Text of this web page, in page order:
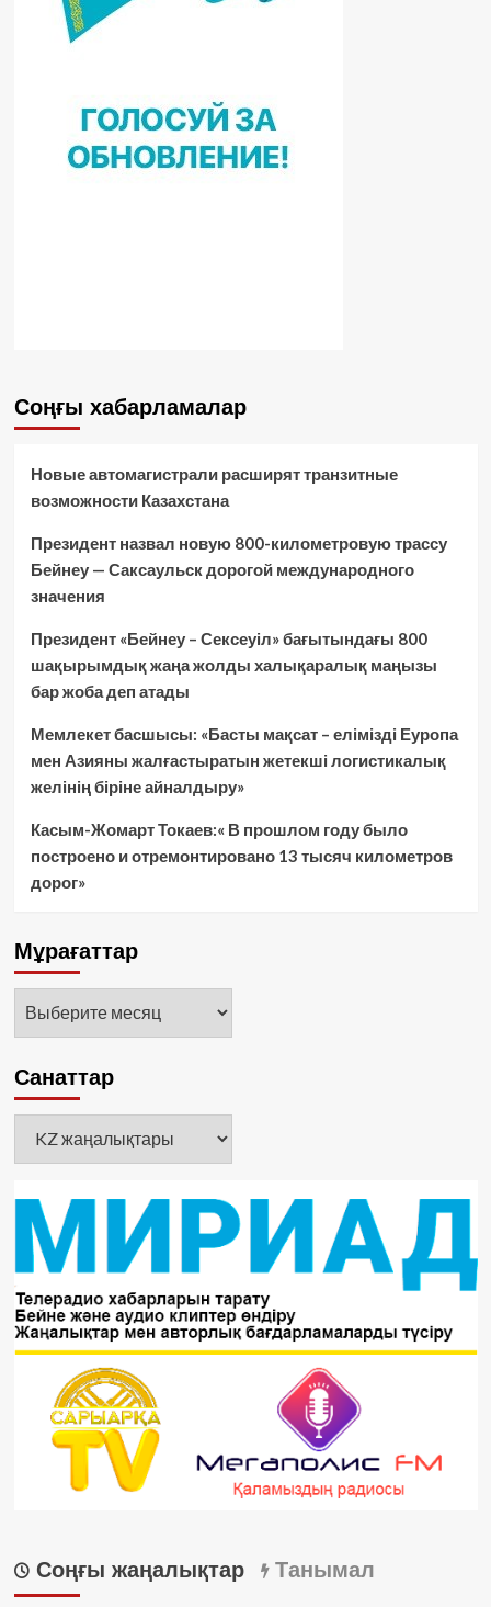
Соңғы хабарламалар
Новые автомагистрали расширят транзитные
возможности Казахстана
Президент назвал новую 800-километровую трассу
Бейнеу — Саксаульск дорогой международного
значения
Президент «Бейнеу – Сексеуіл» бағытындағы 800
шақырымдық жаңа жолды халықаралық маңызы
бар жоба деп атады
Мемлекет басшысы: «Басты мақсат – елімізді Еуропа
мен Азияны жалғастыратын жетекші логистикалық
желінің біріне айналдыру»
Касым-Жомарт Токаев:« В прошлом году было
построено и отремонтировано 13 тысяч километров
дорог»
Мұрағаттар
Мұрағаттар
Санаттар
Соңғы жаңалықтар Танымал